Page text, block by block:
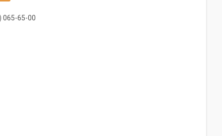
065-65-00